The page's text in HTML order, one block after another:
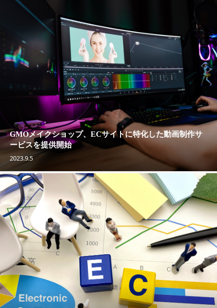
GMOメイクショップ、ECサイトに特化した動画制作サ
ービスを提供開始
2023.9.5